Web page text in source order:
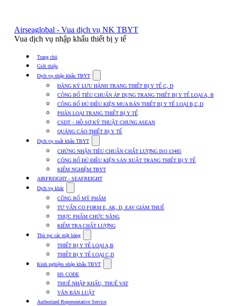
Airseaglobal - Vua dịch vụ NK TBYT
Vua dịch vụ nhập khẩu thiết bị y tế
Trang chủ
Giới thiệu
Dịch vụ nhập khẩu TBYT
submenu
for
Dịch
vụ
nhập
khẩu
TBYT
ĐĂNG KÝ LƯU HÀNH TRANG THIẾT BỊ Y TẾ C, D
CÔNG BỐ TIÊU CHUẨN ÁP DỤNG TRANG THIẾT BỊ Y TẾ LOẠI A, B
CÔNG BỐ ĐỦ ĐIỀU KIỆN MUA BÁN THIẾT BỊ Y TẾ LOẠI B,C,D
PHÂN LOẠI TRANG THIẾT BỊ Y TẾ
CSDT – HỒ SƠ KỸ THUẬT CHUNG ASEAN
QUẢNG CÁO THIẾT BỊ Y TẾ
Dịch vụ xuất khẩu TBYT
submenu
for
Dịch
vụ
xuất
TBYT
CHỨNG NHẬN TIÊU CHUẨN CHẤT LƯỢNG ISO 13485
CÔNG BỐ ĐỦ ĐIỀU KIỆN SẢN XUẤT TRANG THIẾT BỊ Y TẾ
KIỂM NGHIỆM TBYT
AIRFREIGHT - SEAFREIGHT
Dịch vụ khác
submenu
for
Dịch
vụ
khác
CÔNG BỐ MỸ PHẨM
TƯ VẤN CO FORM E, AK, D, EAV GIẢM THUẾ
THỰC PHẨM CHỨC NĂNG
KIỂM TRA CHẤT LƯỢNG
Thủ tục các mặt hàng
submenu
for
Thủ
tục
mặt
hàng
THIẾT BỊ Y TẾ LOẠI A,B
THIẾT BỊ Y TẾ LOẠI C,D
Kinh nghiệm nhập khẩu TBYT
submenu
Kinh
HS CODE
THUẾ NHẬP KHẨU, THUẾ VAT
VĂN BẢN LUẬT
Authorized Representative Service